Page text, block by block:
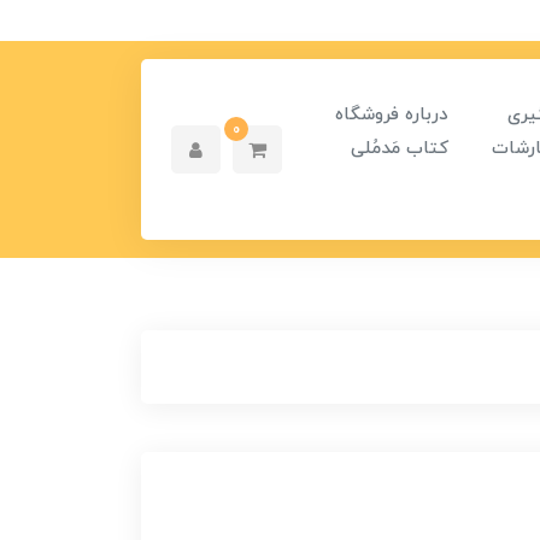
درباره فروشگاه
کتاب مَدمُلی
0